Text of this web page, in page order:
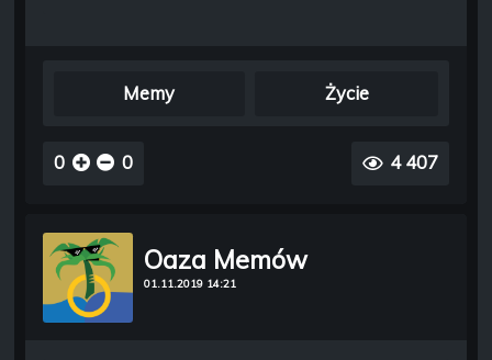
Memy Życie
0 0 4 407
Oaza Memów
01.11.2019 14:21